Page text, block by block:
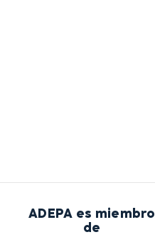
ADEPA es miembro
de